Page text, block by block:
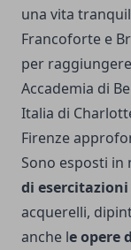
una vita
Francoforte e
per
Accademia di
Italia di
Firenze
Sono esposti in
di
acquerelli,
anche le opere